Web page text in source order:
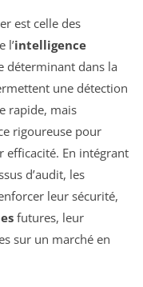
est celle des
l’intelligence
déterminant dans la
une détection
rapide, mais
rigoureuse pour
efficacité. En intégrant
d’audit, les
leur sécurité,
futures, leur
sur un marché en